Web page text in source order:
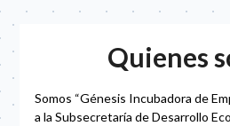
Quienes
Somos “Génesis Incubadora de
a la Subsecretaría de Desarrollo